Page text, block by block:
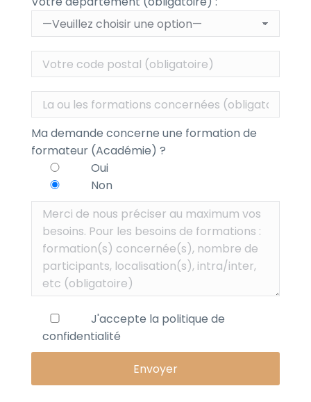
Ma demande concerne une formation de
formateur (Académie) ?
Oui
Non
J'accepte la politique de
confidentialité